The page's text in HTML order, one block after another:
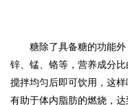
糖除了具备糖的功能外
锌、锰、铬等，营养成分
搅拌均匀后即可饮用，这
有助于体内脂肪的燃烧，达